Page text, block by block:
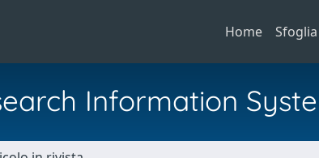
Home Sfoglia
Information